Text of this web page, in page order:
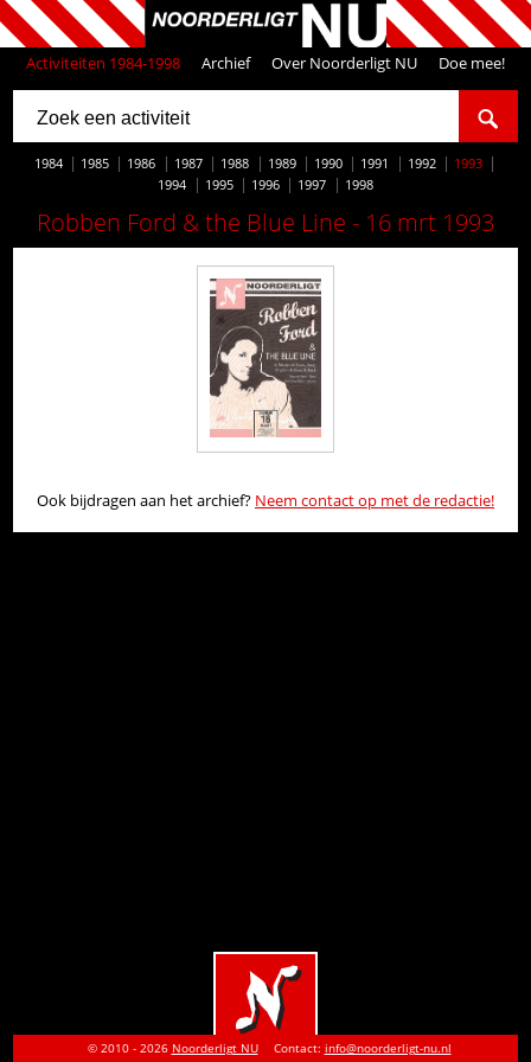
Activiteiten 1984-1998 Archief Over Noorderligt NU Doe mee!
1984 1985 1986 1987 1988 1989 1990 1991 1992
1993
1994
1995 1996 1997 1998
Robben Ford & the Blue Line - 16 mrt 1993
Ook bijdragen aan het archief? Neem contact op met de redactie!
© 2010 - 2026 Noorderligt NU Contact: info@noorderligt-nu.nl